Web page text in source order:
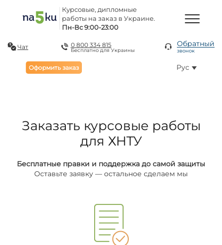
Курсовые, дипломные
работы на заказ в Украине.
Пн-Вс 9:00-23:00
Чат 0 800 334 815
Бесплатно для Украины
Обратный
звонок
Оформить заказ Рус
Заказать курсовые работы
для ХНТУ
Бесплатные правки и поддержка до самой защиты
Оставьте заявку — остальное сделаем мы